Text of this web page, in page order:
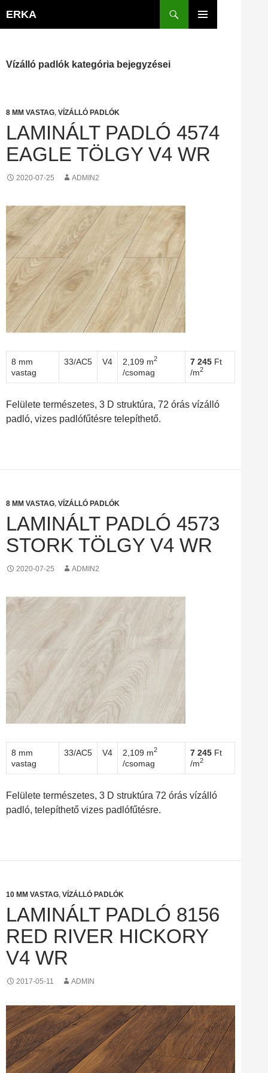
ERKA
Vízálló padlók kategória bejegyzései
8 MM VASTAG, VÍZÁLLÓ PADLÓK
LAMINÁLT PADLÓ 4574
EAGLE TÖLGY V4 WR
2020-07-25 ADMIN2
8 mm
vastag
33/AC5 V4 2,109 m2
/csomag
7 245 Ft
/m2
Felülete természetes, 3 D struktúra, 72 órás vízálló
padló, vizes padlófűtésre telepíthető.
8 MM VASTAG, VÍZÁLLÓ PADLÓK
LAMINÁLT PADLÓ 4573
STORK TÖLGY V4 WR
2020-07-25 ADMIN2
8 mm
vastag
33/AC5 V4 2,109 m2
/csomag
7 245 Ft
/m2
Felülete természetes, 3 D struktúra 72 órás vízálló
padló, telepíthető vizes padlófűtésre.
10 MM VASTAG, VÍZÁLLÓ PADLÓK
LAMINÁLT PADLÓ 8156
RED RIVER HICKORY
V4 WR
2017-05-11 ADMIN